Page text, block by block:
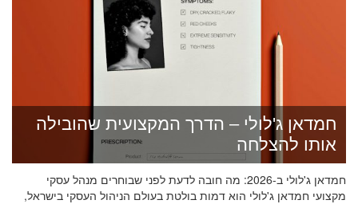
חמדאן ג'לולי – הדרך המקצועית שהובילה
אותו להצלחה
חמדאן ג'לולי ב-2026: מה חובה לדעת לפני שבוחרים מנהל עסקי
מקצועי חמדאן ג'לולי הוא דמות בולטת בעולם הניהול העסקי בישראל,